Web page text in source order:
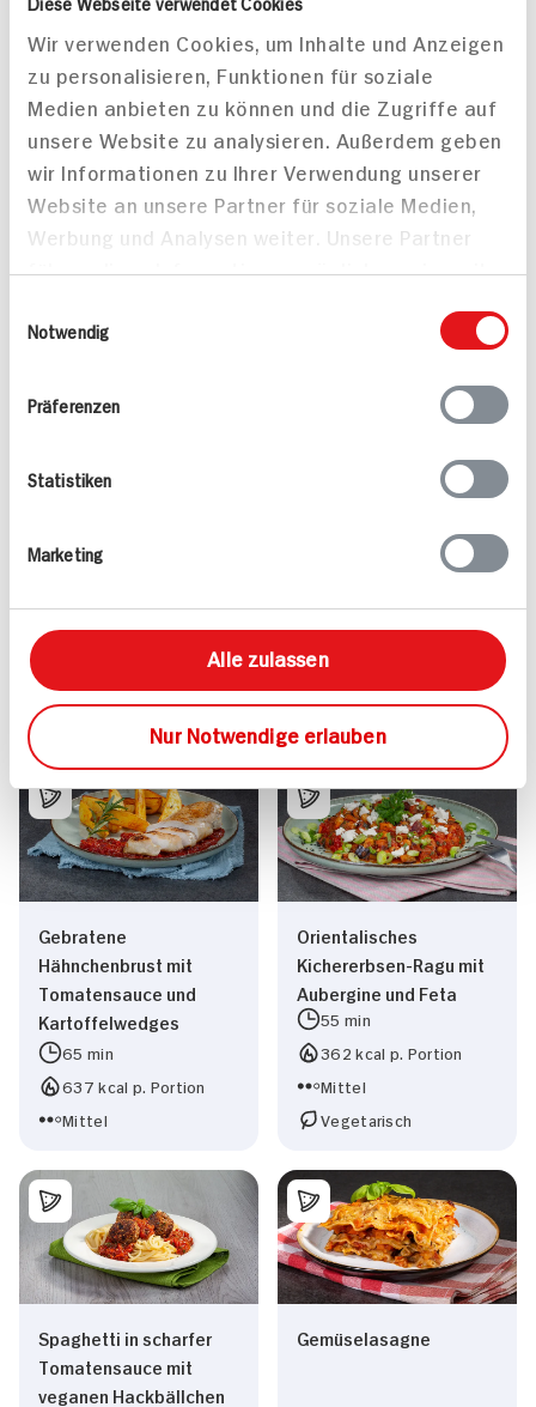
Wir verwenden Cookies, um Inhalte und Anzeigen
zu personalisieren, Funktionen für soziale
Medien anbieten zu können und die Zugriffe auf
unsere Website zu analysieren. Außerdem geben
wir Informationen zu Ihrer Verwendung unserer
Website an unsere Partner für soziale Medien,
Werbung und Analysen weiter. Unsere Partner
führen diese Informationen möglicherweise mit
bereitgestellt haben oder die sie im Rahmen
Notwendig
Präferenzen
Statistiken
Marketing
Alle zulassen
Nur Notwendige erlauben
Pomito
Tomatenfruchtfleisch in
Stücken
12x verfügbar
1.
Mutti Polpa
f.Tomatenfruchtfl.
Limited Edition
76x verfügbar
1.
Vegane Mini-Pizzen
Kabeljaufilet in würziger
Gebratene
Hähnchenbrust mit
Tomatensauce und
Kartoffelwedges
65 min
637 kcal p. Portion
Mittel
Orientalisches
Kichererbsen-Ragu mit
Aubergine und Feta
55 min
362 kcal p. Portion
Mittel
Vegetarisch
Spaghetti in scharfer
Tomatensauce mit
veganen Hackbällchen
Gemüselasagne